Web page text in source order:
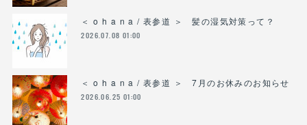
＜ o h a n a / 表参道 ＞ 髪の湿気対策って？
2026.07.08 01:00
＜ o h a n a / 表参道 ＞ 7月のお休みのお知らせ
2026.06.25 01:00